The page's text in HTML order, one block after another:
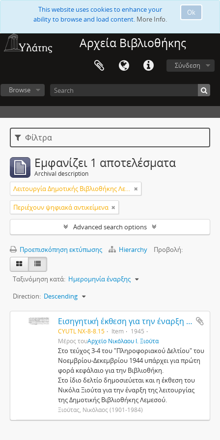
Ok
This website uses cookies to enhance your
ability to browse and load content. More Info.
Αρχεία Βιβλιοθήκης
Σύνδεση
Browse
Φίλτρα
Εμφανίζει 1 αποτελέσματα
Archival description
Λειτουργία Δημοτικής Βιβλιοθήκης Λεμεσού
Περιέχουν ψηφιακά αντικείμενα
Advanced search options
Προεπισκόπηση εκτύπωσης Hierarchy Προβολή:
Ταξινόμηση κατά: Ημερομηνία έναρξης
Direction: Descending
Εισηγητική έκθεση για την έναρξη της λειτουργίας της Δημοτικής Βιβλιοθήκης στη Λεμεσό
CYUTL NX-8-8.15 Item
1945
Μέρος τουΑρχείο Νικόλαου Ι. Ξιούτα
Στο τεύχος 3-4 του "Πληροφοριακού Δελτίου" του
Νοεμβρίου-Δεκεμβρίου 1944 υπάρχει για πρώτη
φορά κεφάλαιο για την Βιβλιοθήκη.
Στο ίδιο δελτίο δημοσιεύεται και η έκθεση του
Νικόλα Ξιούτα για την έναρξη της λειτουργίας
της Δημοτικής Βιβλιοθήκης Λεμεσού.
Ξιούτας, Νικόλαος (1901-1984)